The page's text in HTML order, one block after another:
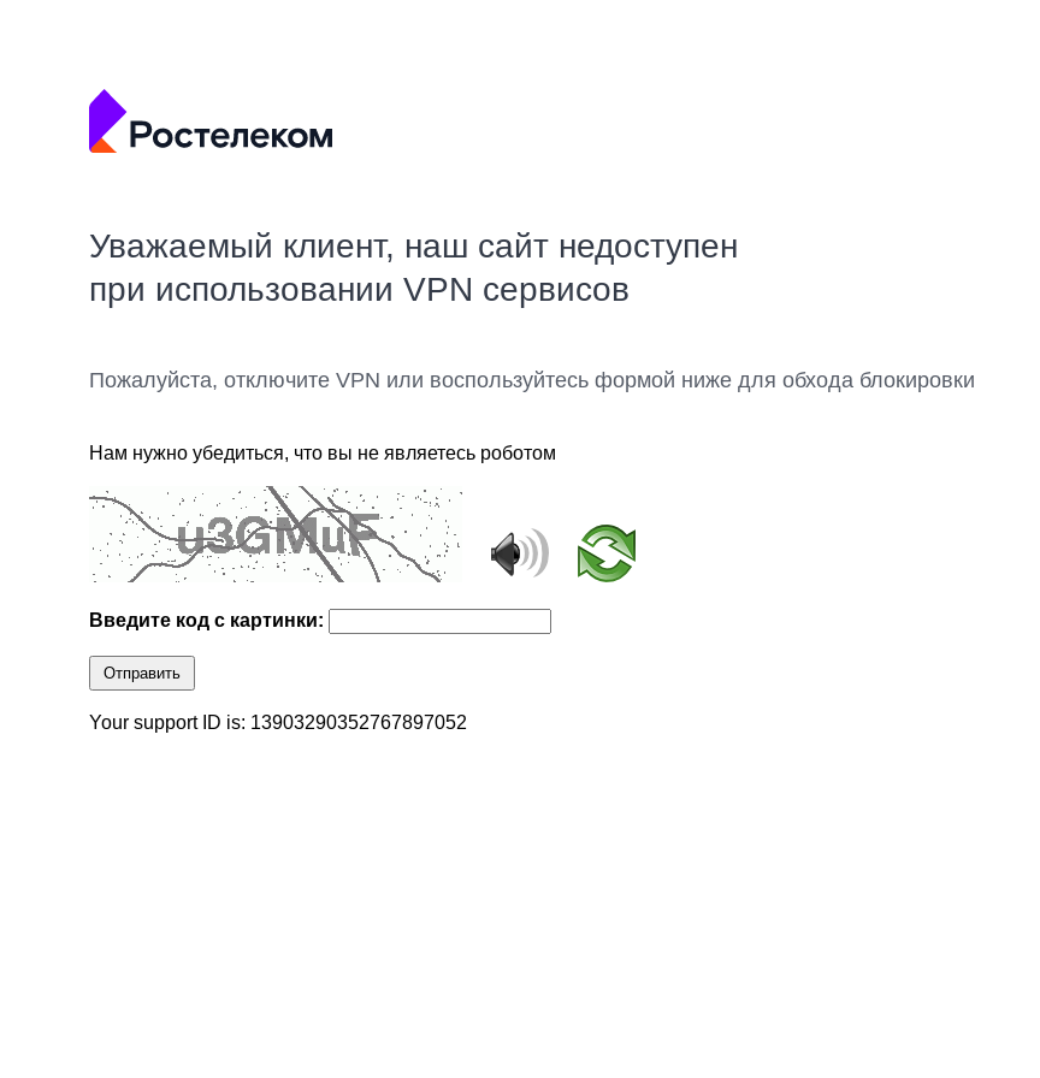
Уважаемый клиент, наш сайт недоступен
при использовании VPN сервисов
Пожалуйста, отключите VPN или воспользуйтесь формой ниже для обхода блокировки
Нам нужно убедиться, что вы не являетесь роботом
Введите код с картинки:
Отправить
Your support ID is: 13903290352767897052